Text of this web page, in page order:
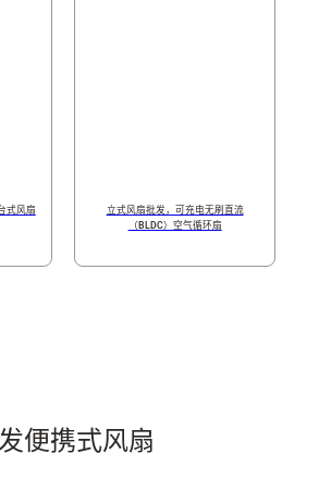
式风扇
立式风扇批发，可充电无刷直流
（BLDC）空气循环扇
便携式风扇